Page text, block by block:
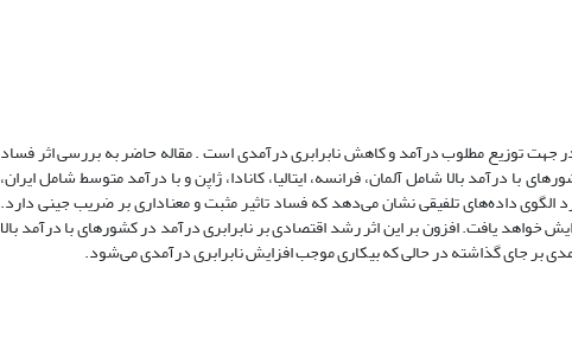
جهت توزیع مطلوب درآمد و کاهش نابرابری درآمدی است . مقاله حاضر به بررسی اثر فساد
درآمد بالا شامل آلمان، فرانسه، ایتالیا، کانادا، ژاپن و با درآمد متوسط شامل ایران،
می پردازد. نتایج حاصل از برآورد الگوی داده‌های تلفیقی نشان می‌دهد که فساد تاثیر مثبت و معناداری بر ضریب جینی دارد.
خواهد یافت. افزون بر این اثر رشد اقتصادی بر نابرابری درآمد در کشورهای با درآمد بالا
بر جای گذاشته در حالی که بیکاری موجب افزایش نابرابری درآمدی می‌شود.